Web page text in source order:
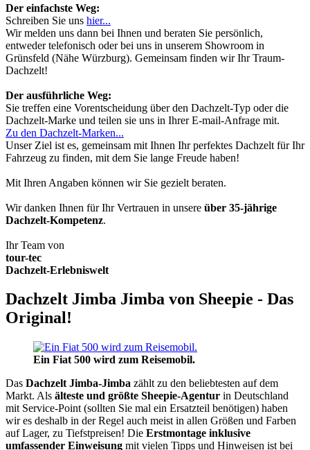
Der einfachste Weg:
Schreiben Sie uns hier...
Wir melden uns dann bei Ihnen und beraten Sie persönlich,
entweder telefonisch oder bei uns in unserem Showroom in
Grünsfeld (Nähe Würzburg). Gemeinsam finden wir Ihr Traum-
Dachzelt!
Der ausführliche Weg:
Sie treffen eine Vorentscheidung über den Dachzelt-Typ oder die
Dachzelt-Marke und teilen sie uns in Ihrer E-mail-Anfrage mit.
Zu den Dachzelt-Marken...
Unser Ziel ist es, gemeinsam mit Ihnen Ihr perfektes Dachzelt für Ihr
Fahrzeug zu finden, mit dem Sie lange Freude haben!
Mit Ihren Angaben können wir Sie gezielt beraten.
Wir danken Ihnen für Ihr Vertrauen in unsere über 35-jährige
Dachzelt-Kompetenz.
Ihr Team von
tour-tec
Dachzelt-Erlebniswelt
Dachzelt Jimba Jimba von Sheepie - Das
Original!
Ein Fiat 500 wird zum Reisemobil.
Das Dachzelt Jimba-Jimba zählt zu den beliebtesten auf dem
Markt. Als älteste und größte Sheepie-Agentur in Deutschland
mit Service-Point (sollten Sie mal ein Ersatzteil benötigen) haben
wir es deshalb in der Regel auch meist in allen Größen und Farben
auf Lager, zu Tiefstpreisen! Die Erstmontage inklusive
umfassender Einweisung mit vielen Tipps und Hinweisen ist bei